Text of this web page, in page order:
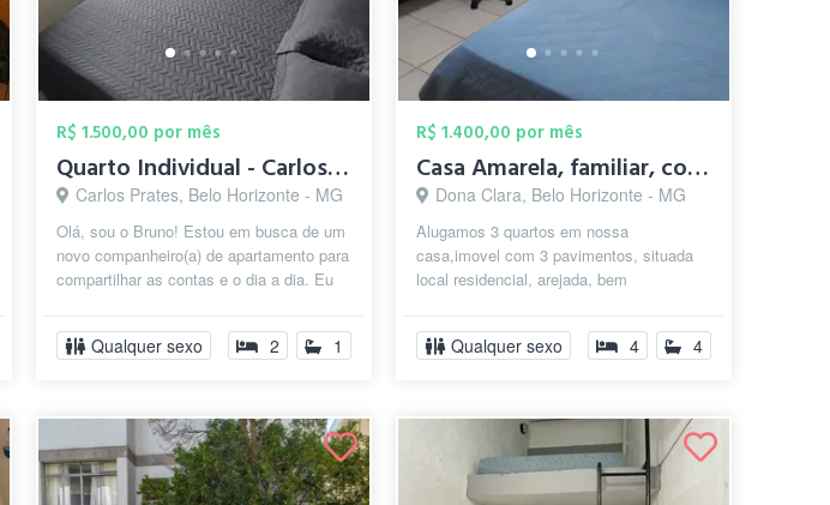
R$ 1.500,00 por mês
Quarto Individual - Carlos Prates
Carlos Prates, Belo Horizonte - MG
Olá, sou o Bruno! Estou em busca de um
novo companheiro(a) de apartamento para
compartilhar as contas e o dia a dia. Eu
Qualquer sexo 2 1
R$ 1.400,00 por mês
Casa Amarela, familiar, conforto no Dona...
Dona Clara, Belo Horizonte - MG
Alugamos 3 quartos em nossa
casa,imovel com 3 pavimentos, situada
local residencial, arejada, bem
proprietarios reside...
Qualquer sexo 4 4